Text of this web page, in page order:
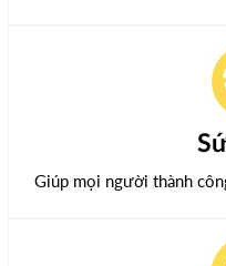
Giúp mọi người thành